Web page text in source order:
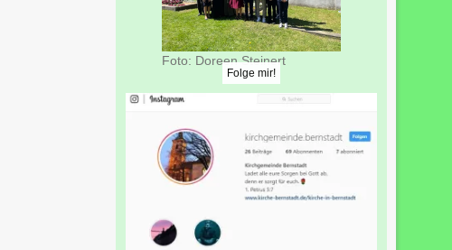
Foto: Doreen Steinert
Folge mir!